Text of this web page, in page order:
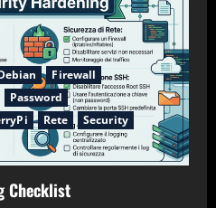
Firewall
Password
Rete
Security
Checklist